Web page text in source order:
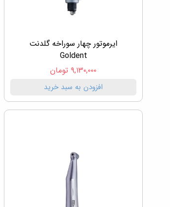
ایرموتور چهار سوراخه گلدنت
Goldent
۹,۱۳۰,۰۰۰ تومان
افزودن به سبد خرید